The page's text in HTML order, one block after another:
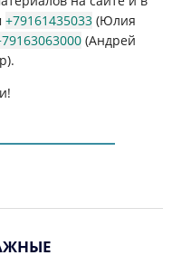
+79161435033 (Юлия
(Андрей